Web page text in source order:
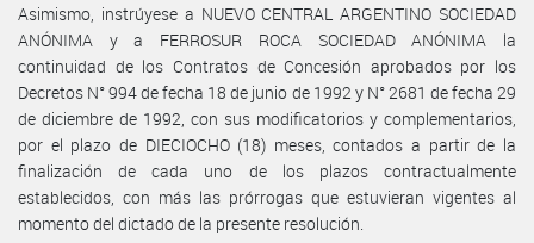
Asimismo, instrúyese a NUEVO CENTRAL ARGENTINO SOCIEDAD
ANÓNIMA y a FERROSUR ROCA SOCIEDAD ANÓNIMA la
continuidad de los Contratos de Concesión aprobados por los
Decretos N° 994 de fecha 18 de junio de 1992 y N° 2681 de fecha 29
de diciembre de 1992, con sus modificatorios y complementarios,
por el plazo de DIECIOCHO (18) meses, contados a partir de la
finalización de cada uno de los plazos contractualmente
establecidos, con más las prórrogas que estuvieran vigentes al
momento del dictado de la presente resolución.